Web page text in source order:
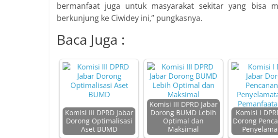
bermanfaat juga untuk masyarakat sekitar yang bisa
berkunjung ke Ciwidey ini,” pungkasnya.
Baca Juga :
Komisi III DPRD Jabar
Dorong Optimalisasi
Aset BUMD
Komisi III DPRD Jabar
Dorong BUMD Lebih
Optimal dan
Maksimal
Komisi I
Dorong